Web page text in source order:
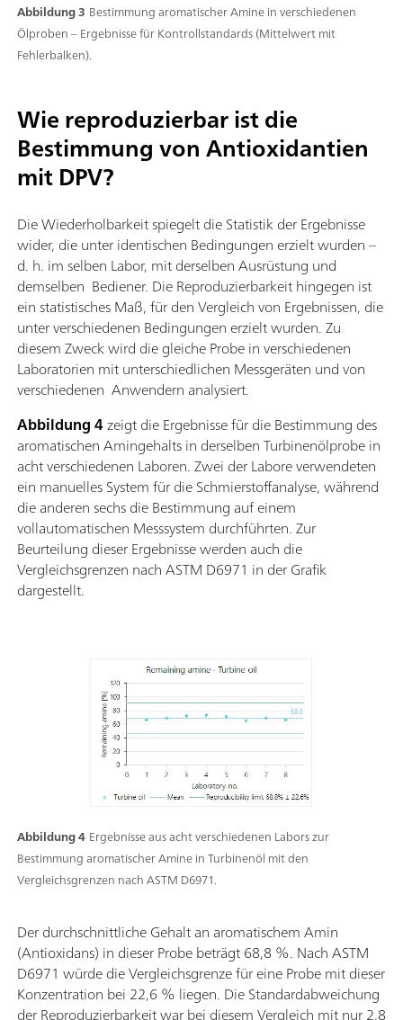
Abbildung 3 Bestimmung aromatischer Amine in verschiedenen
Ölproben – Ergebnisse für Kontrollstandards (Mittelwert mit
Fehlerbalken).
Wie reproduzierbar ist die
Bestimmung von Antioxidantien
mit DPV?
Die Wiederholbarkeit spiegelt die Statistik der Ergebnisse
wider, die unter identischen Bedingungen erzielt wurden –
d. h. im selben Labor, mit derselben Ausrüstung und
demselben Bediener. Die Reproduzierbarkeit hingegen ist
ein statistisches Maß, für den Vergleich von Ergebnissen, die
unter verschiedenen Bedingungen erzielt wurden. Zu
diesem Zweck wird die gleiche Probe in verschiedenen
Laboratorien mit unterschiedlichen Messgeräten und von
verschiedenen Anwendern analysiert.
Abbildung 4zeigt die Ergebnisse für die Bestimmung des
aromatischen Amingehalts in derselben Turbinenölprobe in
acht verschiedenen Laboren. Zwei der Labore verwendeten
ein manuelles System für die Schmierstoffanalyse, während
die anderen sechs die Bestimmung auf einem
vollautomatischen Messsystem durchführten. Zur
Beurteilung dieser Ergebnisse werden auch die
Vergleichsgrenzen nach ASTM D6971 in der Grafik
dargestellt.
Abbildung 4 Ergebnisse aus acht verschiedenen Labors zur
Bestimmung aromatischer Amine in Turbinenöl mit den
Vergleichsgrenzen nach ASTM D6971.
Der durchschnittliche Gehalt an aromatischem Amin
(Antioxidans) in dieser Probe beträgt 68,8 %. Nach ASTM
D6971 würde die Vergleichsgrenze für eine Probe mit dieser
Konzentration bei 22,6 % liegen. Die Standardabweichung
der Reproduzierbarkeit war bei diesem Vergleich mit nur 2,8